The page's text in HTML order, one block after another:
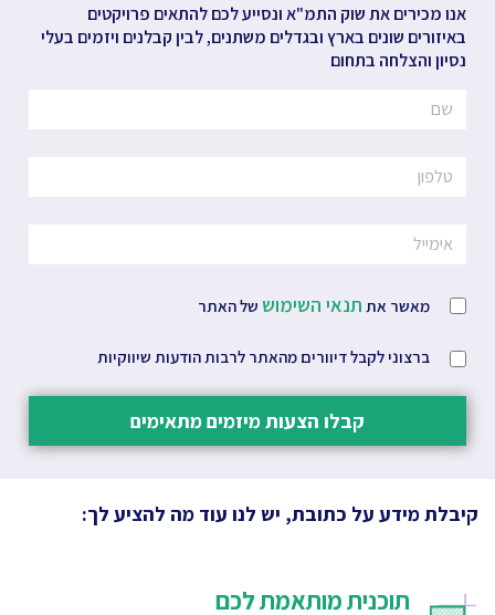
אנו מכירים את שוק התמ"א ונסייע לכם להתאים פרויקטים
באיזורים שונים בארץ ובגדלים משתנים, לבין קבלנים ויזמים בעלי
נסיון והצלחה בתחום
מאשר את תנאי השימוש של האתר
ברצוני לקבל דיוורים מהאתר לרבות הודעות שיווקיות
קבלו הצעות מיזמים מתאימים
קיבלת מידע על כתובת, יש לנו עוד מה להציע לך:
תוכנית מותאמת לכם